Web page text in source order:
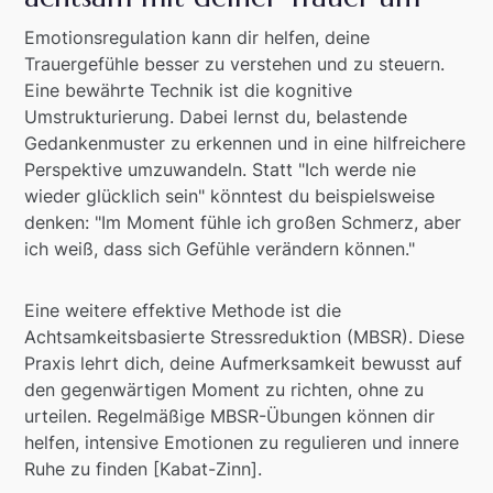
Emotionsregulation kann dir helfen, deine
Trauergefühle besser zu verstehen und zu steuern.
Eine bewährte Technik ist die kognitive
Umstrukturierung. Dabei lernst du, belastende
Gedankenmuster zu erkennen und in eine hilfreichere
Perspektive umzuwandeln. Statt "Ich werde nie
wieder glücklich sein" könntest du beispielsweise
denken: "Im Moment fühle ich großen Schmerz, aber
ich weiß, dass sich Gefühle verändern können."
Eine weitere effektive Methode ist die
Achtsamkeitsbasierte Stressreduktion (MBSR). Diese
Praxis lehrt dich, deine Aufmerksamkeit bewusst auf
den gegenwärtigen Moment zu richten, ohne zu
urteilen. Regelmäßige MBSR-Übungen können dir
helfen, intensive Emotionen zu regulieren und innere
Ruhe zu finden [Kabat-Zinn].